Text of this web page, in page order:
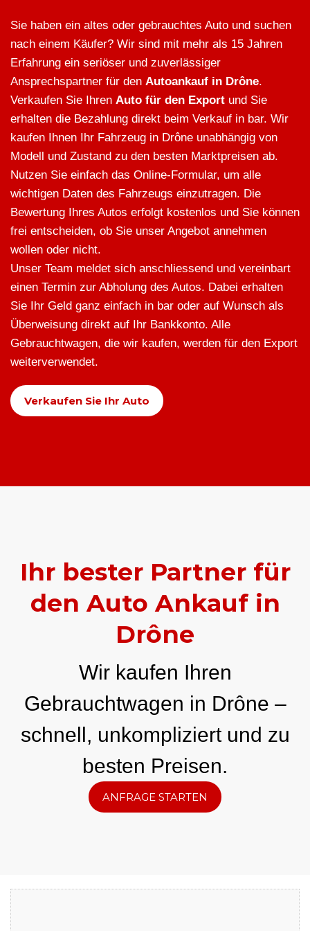
Sie haben ein altes oder gebrauchtes Auto und suchen
nach einem Käufer? Wir sind mit mehr als 15 Jahren
Erfahrung ein seriöser und zuverlässiger
Ansprechspartner für den Autoankauf in Drône.
Verkaufen Sie Ihren Auto für den Export und Sie
erhalten die Bezahlung direkt beim Verkauf in bar. Wir
kaufen Ihnen Ihr Fahrzeug in Drône unabhängig von
Modell und Zustand zu den besten Marktpreisen ab.
Nutzen Sie einfach das Online-Formular, um alle
wichtigen Daten des Fahrzeugs einzutragen. Die
Bewertung Ihres Autos erfolgt kostenlos und Sie können
frei entscheiden, ob Sie unser Angebot annehmen
wollen oder nicht.
Unser Team meldet sich anschliessend und vereinbart
einen Termin zur Abholung des Autos. Dabei erhalten
Sie Ihr Geld ganz einfach in bar oder auf Wunsch als
Überweisung direkt auf Ihr Bankkonto. Alle
Gebrauchtwagen, die wir kaufen, werden für den Export
weiterverwendet.
Verkaufen Sie Ihr Auto
Ihr bester Partner für
den Auto Ankauf in
Drône
Wir kaufen Ihren
Gebrauchtwagen in Drône –
schnell, unkompliziert und zu
besten Preisen.
ANFRAGE STARTEN